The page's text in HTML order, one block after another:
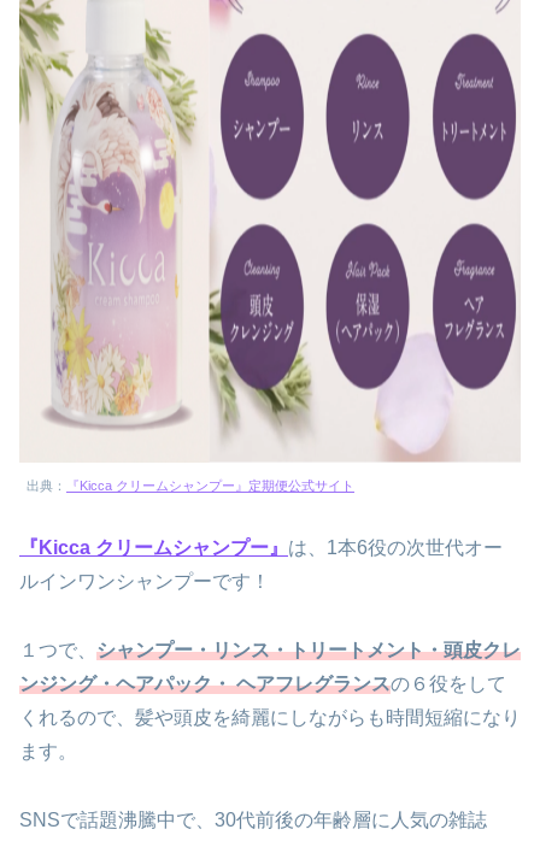
出典： 『Kicca クリームシャンプー』定期便公式サイト
『Kicca クリームシャンプー』 は、1本6役の次世代オー
ルインワンシャンプーです！
１つで、 シャンプー・リンス・トリートメント・頭皮クレ
ンジング・ヘアパック・ ヘアフレグランスの６役をして
くれるので、髪や頭皮を綺麗にしながらも時間短縮になり
ます。
SNSで話題沸騰中で、30代前後の年齢層に人気の雑誌